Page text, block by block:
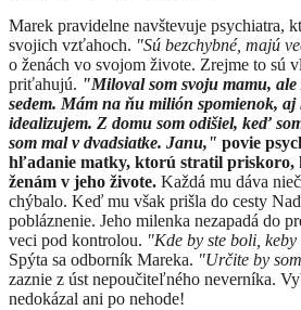
Marek pravidelne navštevuje psychiatra,
svojich vzťahoch. "Sú bezchybné, majú
o ženách vo svojom živote. Zrejme to sú
priťahujú. "Miloval som svoju mamu,
sedem. Mám na ňu milión spomienok,
idealizujem. Z domu som odišiel, keď
som mal v dvadsiatke. Janu," povie
hľadanie matky, ktorú stratil priskoro,
ženám v jeho živote. Každá mu dáva
chýbalo. Keď mu však prišla do cesty
pobláznenie. Jeho milenka nezapadá do
veci pod kontrolou. "Kde by ste boli,
Spýta sa odborník Mareka. "Určite by
zaznie z úst nepoučiteľného neverníka.
nedokázal ani po nehode!